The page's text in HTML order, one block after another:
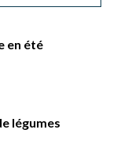
en été
légumes